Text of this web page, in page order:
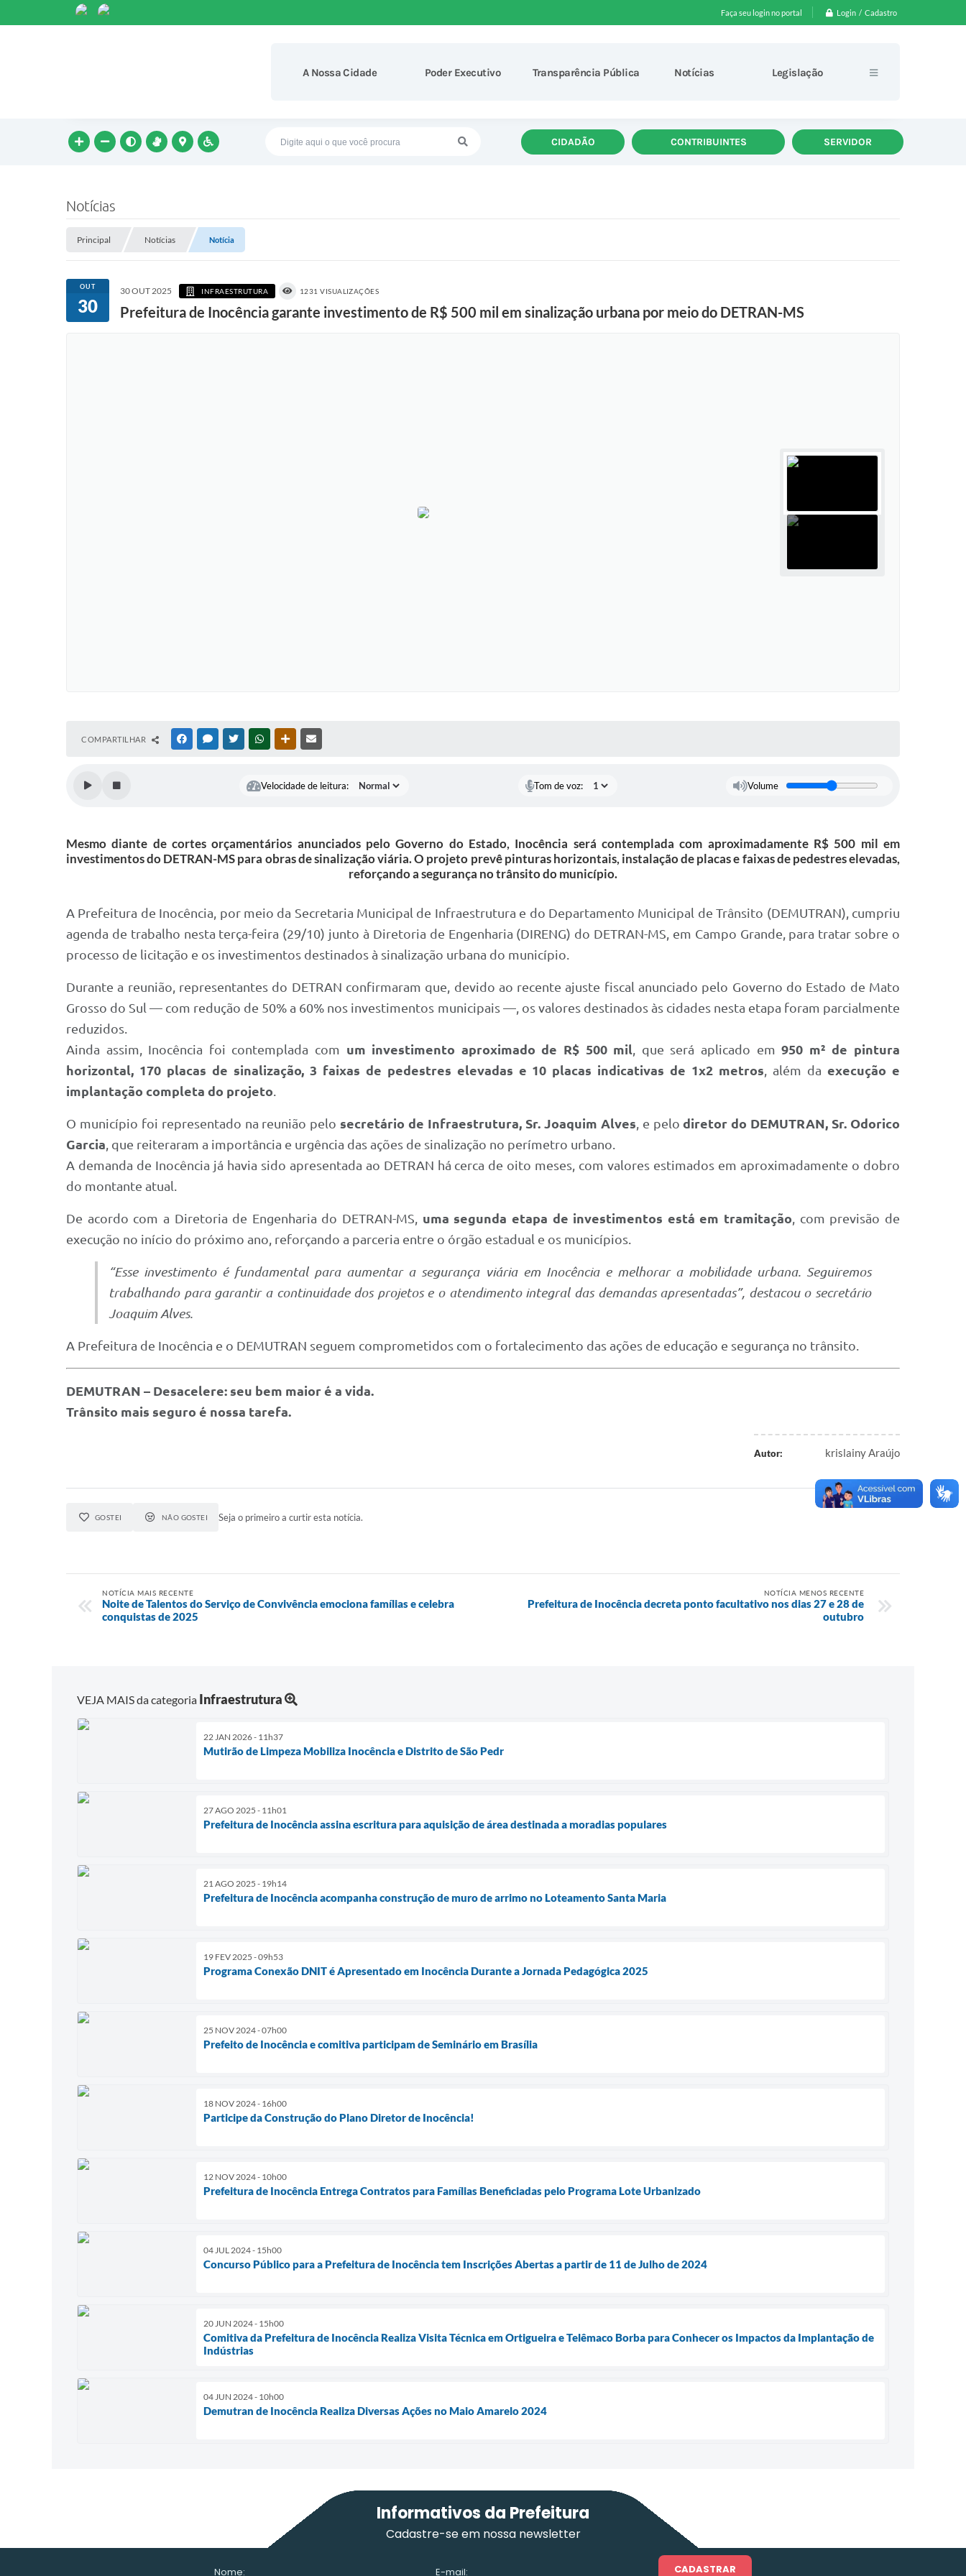
Faça seu login no portal Login / Cadastro
A Nossa Cidade Poder Executivo Transparência Pública Notícias Legislação
CIDADÃO CONTRIBUINTES SERVIDOR
Notícias
Principal Notícias Notícia
OUT
30
30 OUT 2025 INFRAESTRUTURA 1231 VISUALIZAÇÕES
Prefeitura de Inocência garante investimento de R$ 500 mil em sinalização urbana por meio do DETRAN-MS
COMPARTILHAR FACEBOOKMESSENGER
TWITTERWHATSAPPOUTRAS MÍDIAS
Velocidade de leitura: Tom de voz: Volume
Mesmo diante de cortes orçamentários anunciados pelo Governo do Estado, Inocência será contemplada com aproximadamente R$ 500 mil em
investimentos do DETRAN-MS para obras de sinalização viária. O projeto prevê pinturas horizontais, instalação de placas e faixas de pedestres elevadas,
reforçando a segurança no trânsito do município.
A Prefeitura de Inocência, por meio da Secretaria Municipal de Infraestrutura e do Departamento Municipal de Trânsito (DEMUTRAN), cumpriu
agenda de trabalho nesta terça-feira (29/10) junto à Diretoria de Engenharia (DIRENG) do DETRAN-MS, em Campo Grande, para tratar sobre o
processo de licitação e os investimentos destinados à sinalização urbana do município.
Durante a reunião, representantes do DETRAN confirmaram que, devido ao recente ajuste fiscal anunciado pelo Governo do Estado de Mato
Grosso do Sul — com redução de 50% a 60% nos investimentos municipais —, os valores destinados às cidades nesta etapa foram parcialmente
reduzidos.
Ainda assim, Inocência foi contemplada com um investimento aproximado de R$ 500 mil, que será aplicado em950 m² de pintura
horizontal, 170 placas de sinalização, 3 faixas de pedestres elevadas e 10 placas indicativas de 1x2 metros, além daexecução e
implantação completa do projeto.
O município foi representado na reunião pelo secretário de Infraestrutura, Sr. Joaquim Alves, e pelodiretor do DEMUTRAN, Sr. Odorico
Garcia, que reiteraram a importância e urgência das ações de sinalização no perímetro urbano.
A demanda de Inocência já havia sido apresentada ao DETRAN há cerca de oito meses, com valores estimados em aproximadamente o dobro
do montante atual.
De acordo com a Diretoria de Engenharia do DETRAN-MS, uma segunda etapa de investimentos está em tramitação, com previsão de
execução no início do próximo ano, reforçando a parceria entre o órgão estadual e os municípios.
“Esse investimento é fundamental para aumentar a segurança viária em Inocência e melhorar a mobilidade urbana. Seguiremos
trabalhando para garantir a continuidade dos projetos e o atendimento integral das demandas apresentadas”, destacou o secretário
Joaquim Alves.
A Prefeitura de Inocência e o DEMUTRAN seguem comprometidos com o fortalecimento das ações de educação e segurança no trânsito.
DEMUTRAN – Desacelere: seu bem maior é a vida.
Trânsito mais seguro é nossa tarefa.
Autor: krislainy Araújo
GOSTEI NÃO GOSTEI Seja o primeiro a curtir esta notícia.
NOTÍCIA MAIS RECENTE
Noite de Talentos do Serviço de Convivência emociona famílias e celebra
conquistas de 2025
NOTÍCIA MENOS RECENTE
Prefeitura de Inocência decreta ponto facultativo nos dias 27 e 28 de
outubro
VEJA MAIS da categoria Infraestrutura
22 JAN 2026 - 11h37
Mutirão de Limpeza Mobiliza Inocência e Distrito de São Pedr
27 AGO 2025 - 11h01
Prefeitura de Inocência assina escritura para aquisição de área destinada a moradias populares
21 AGO 2025 - 19h14
Prefeitura de Inocência acompanha construção de muro de arrimo no Loteamento Santa Maria
19 FEV 2025 - 09h53
Programa Conexão DNIT é Apresentado em Inocência Durante a Jornada Pedagógica 2025
25 NOV 2024 - 07h00
Prefeito de Inocência e comitiva participam de Seminário em Brasília
18 NOV 2024 - 16h00
Participe da Construção do Plano Diretor de Inocência!
12 NOV 2024 - 10h00
Prefeitura de Inocência Entrega Contratos para Famílias Beneficiadas pelo Programa Lote Urbanizado
04 JUL 2024 - 15h00
Concurso Público para a Prefeitura de Inocência tem Inscrições Abertas a partir de 11 de Julho de 2024
20 JUN 2024 - 15h00
Comitiva da Prefeitura de Inocência Realiza Visita Técnica em Ortigueira e Telêmaco Borba para Conhecer os Impactos da Implantação de
Indústrias
04 JUN 2024 - 10h00
Demutran de Inocência Realiza Diversas Ações no Maio Amarelo 2024
Informativos da Prefeitura
Cadastre-se em nossa newsletter
Nome: E-mail: CADASTRAR